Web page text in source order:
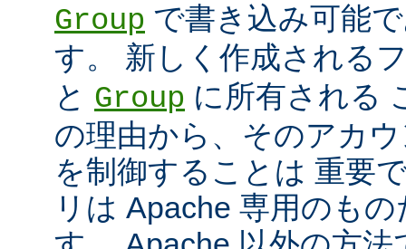
Group で書き込み可能
す。 新しく作成される
と Group に所有される
の理由から、そのアカ
を制御することは 重要
リは Apache 専用のも